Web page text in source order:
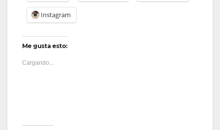
Instagram
Me gusta esto:
Cargando...